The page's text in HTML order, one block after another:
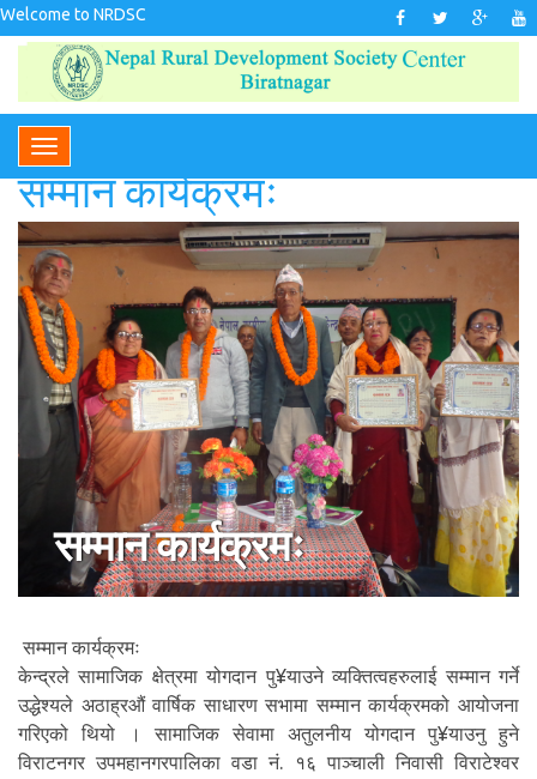
Welcome to NRDSC
सम्मान कार्यक्रमः
सम्मान कार्यक्रमः
सम्मान कार्यक्रमः
केन्द्रले सामाजिक क्षेत्रमा योगदान पु¥याउने व्यक्तित्वहरुलाई सम्मान गर्ने
उद्धेश्यले अठाह्रऔं वार्षिक साधारण सभामा सम्मान कार्यक्रमको आयोजना
गरिएको थियो । सामाजिक सेवामा अतुलनीय योगदान पु¥याउनु हुने
विराटनगर उपमहानगरपालिका वडा नं. १६ पाञ्चाली निवासी विराटेश्वर